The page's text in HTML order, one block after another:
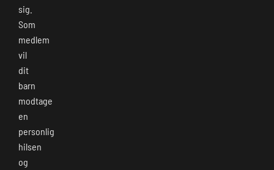
sig.
Som
medlem
vil
dit
barn
modtage
en
personlig
hilsen
og